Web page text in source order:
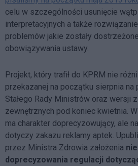
celu w szczególności usunięcie
interpretacyjnych a także
problemów jakie zostały
obowiązywania ustawy.
Projekt, który trafił do KPRM nie
przekazanej na początku sierpnia
Stałego Rady Ministrów oraz wersji
zewnętrznych pod koniec kwietnia.
ma charakter doprecyzowujący, ale
dotyczy zakazu reklamy aptek.
przez Ministra Zdrowia założenia
doprecyzowania regulacji